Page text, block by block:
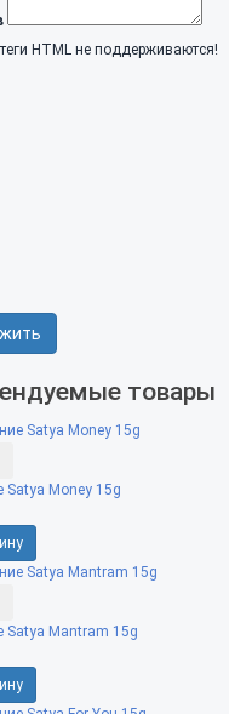
теги HTML не поддерживаются!
товары
Satya Money 15g
Satya Mantram 15g